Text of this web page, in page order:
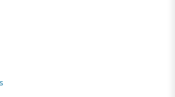
update & vooruitblik naar